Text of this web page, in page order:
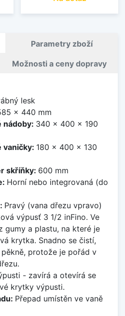
Parametry zboží
Možnosti a ceny dopravy
lesk
x 440 mm
nádoby: 340 x 400 x 190
vaničky: 180 x 400 x 130
skříňky: 600 mm
Horní nebo integrovaná (do
Pravý (vana dřezu vpravo)
výpusť 3 1/2 inFino. Ve
gumy a plastu, na které je
krytka. Snadno se čistí,
protože je pořád v
- zavírá a otevírá se
krytky výpusti.
Přepad umístěn ve vaně